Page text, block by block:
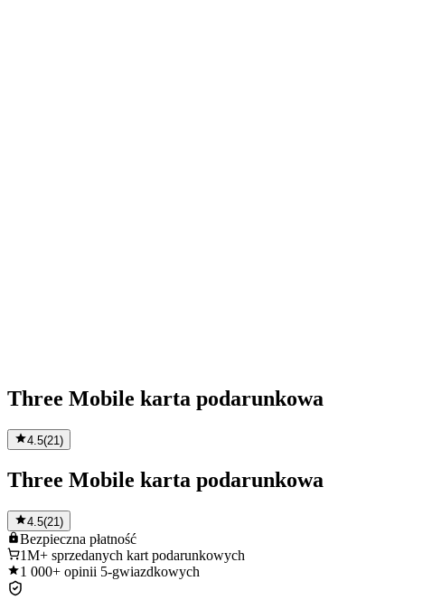
Three Mobile karta podarunkowa
4.5(21)
Three Mobile karta podarunkowa
4.5(21 )
Bezpieczna płatność
1M+ sprzedanych kart podarunkowych
1 000+ opinii 5-gwiazdkowych